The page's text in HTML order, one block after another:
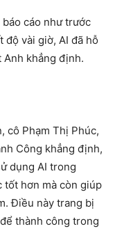
cáo như trước
độ vài giờ, AI đã hỗ
Anh khẳng định.
cô Phạm Thị Phúc,
Công khẳng định,
dụng AI trong
tốt hơn mà còn giúp
Điều này trang bị
thành công trong